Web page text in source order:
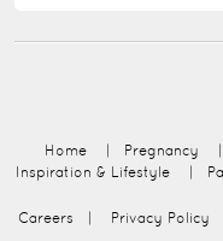
Home Pregnancy
Inspiration & Lifestyle
Careers Privacy Policy